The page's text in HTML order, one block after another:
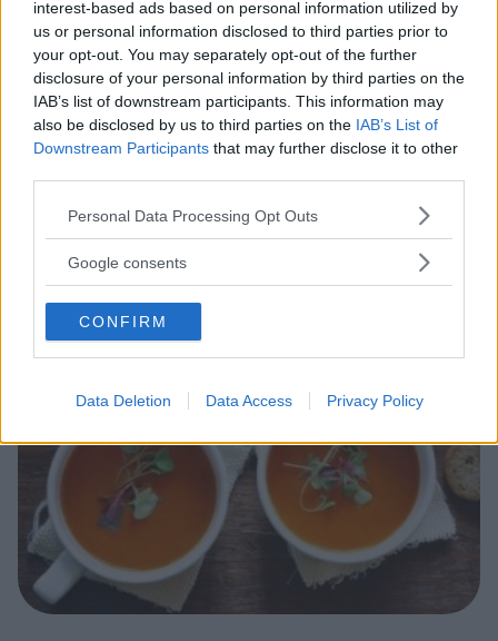
interest-based ads based on personal information utilized by
us or personal information disclosed to third parties prior to
your opt-out. You may separately opt-out of the further
disclosure of your personal information by third parties on the
IAB’s list of downstream participants. This information may
also be disclosed by us to third parties on the IAB’s List of
Downstream Participants that may further disclose it to other
Please note that this website/app uses one or more Google
not limited to your visit or usage behaviour. You may click to
use your data for below specified purposes in below Google
consent section.
Personal Data Processing Opt Outs
Google consents
CONFIRM
Data Deletion Data Access Privacy Policy
TUTTI I GIORNI • PIATTI UNICI
Zuppa di pane al basilico
SALSA DI POMODORO PANE